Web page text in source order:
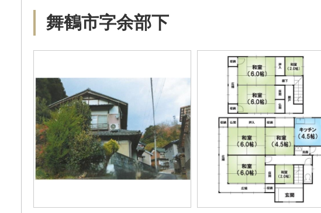
舞鶴市字余部下